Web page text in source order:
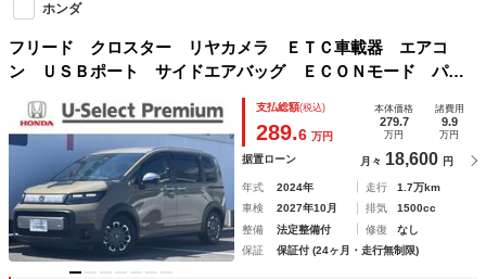
ホンダ
フリード クロスター リヤカメラ ＥＴＣ車載器 エアコ
ン ＵＳＢポート サイドエアバッグ ＥＣＯＮモード パー
キングセンサー ＬＫＡ ＶＳＡ 盗難防止装置 シ－トヒ－
タ－ ＬＥＤヘッドランプ スマキー ドラレコ
支払総額(税込)
289.6 万円
本体価格
279.7
万円
諸費用
9.9
万円
据置ローン 月々 18,600 円
年式 2024年 走行
1.7万km
車検
2027年10月 排気
1500cc
整備
法定整備付 修復
なし
保証
保証付 (24ヶ月・走行無制限)